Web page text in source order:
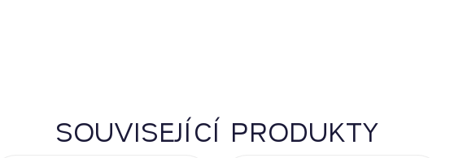
SOUVISEJÍCÍ PRODUKTY